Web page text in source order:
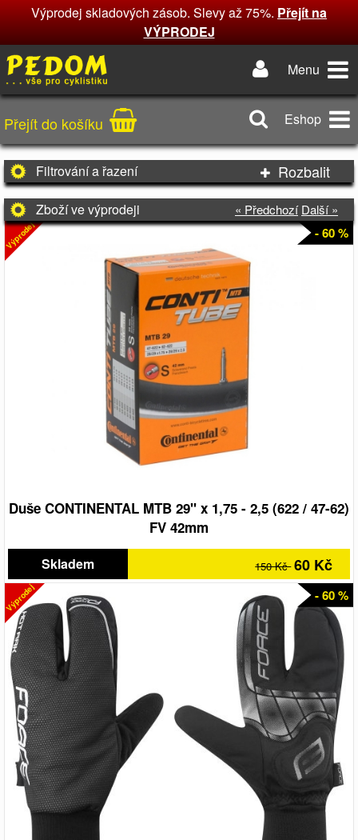
Výprodej skladových zásob. Slevy až 75%.Přejít na
VÝPRODEJ
Menu
Přejít do košíku Eshop
Filtrování a řazení Rozbalit
Zboží ve výprodeji « Předchozí Další »
Výprodej - 60 %
Duše CONTINENTAL MTB 29" x 1,75 - 2,5 (622 / 47-62)
FV 42mm
Skladem 150 Kč 60 Kč
Výprodej - 60 %